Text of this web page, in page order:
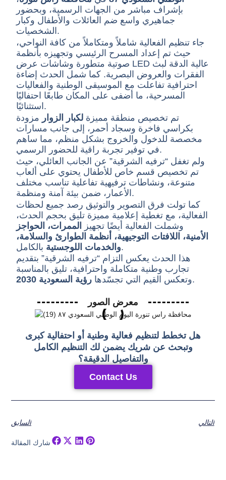
بإشراف مباشر من الجهات الرسمية، وبحضور
جماهيري واسع ضم العائلات والأطفال وكبار
الشخصيات.
جاء تنظيم الفعالية شاملاً ومتكاملاً من كافة النواحي،
حيث تم إعداد المسرح الرئيسي وتجهيزه بأنظمة
صوتية متطورة وشاشات عرض LED عالية الدقة لبث
الفقرات والعروض البصرية. كما شمل الحدث إضاءة
احترافية تفاعلت مع الموسيقى الوطنية والفعاليات
المسرحية، ما أضفى على المكان طابعًا احتفاليًا
استثنائيًا.
تم تخصيص منطقة مميزة لكبار الزوار مزودة
بكراسي فاخرة وسجاد أحمر، إلى جانب مسارات
مخصصة للدخول والخروج بشكل منظم، مما ساهم
في توفير تجربة راقية للحضور الرسمي.
ولم تغفل “ترفيه الشرقية” عن الجانب العائلي، حيث
تم تخصيص قسم خاص للأطفال يحتوي على ألعاب
متنوعة، ونشاطات ترفيهية تفاعلية تناسب مختلف
الأعمار، ضمن بيئة آمنة ومنظمة.
كما تولت فرق التصوير والتوثيق رصد جميع لحظات
الفعالية، مع تغطية إعلامية مميزة تليق بحجم الحدث،
وشملت الفعالية أيضًا تجهيز
الممرات، الحواجز
الأمنية، اللافتات التوجيهية، أنظمة الطوارئ والسلامة،
والخدمات اللوجستيةبالكامل.
هذا الحدث يعكس التزام “ترفيه الشرقية” بتقديم
تجارب وطنية متكاملة واحترافية، تليق بالمناسبة
وتعكس القيم التي تجسّدها رؤية السعودية 2030 .
معرض الصور
هل تخطط لتنظيم فعالية وطنية أو احتفالية كبرى
وتبحث عن شريك يضمن لك التنظيم الكامل
والتفاصيل الدقيقة؟
Contact Us
السابق التالي
شارك المقالة